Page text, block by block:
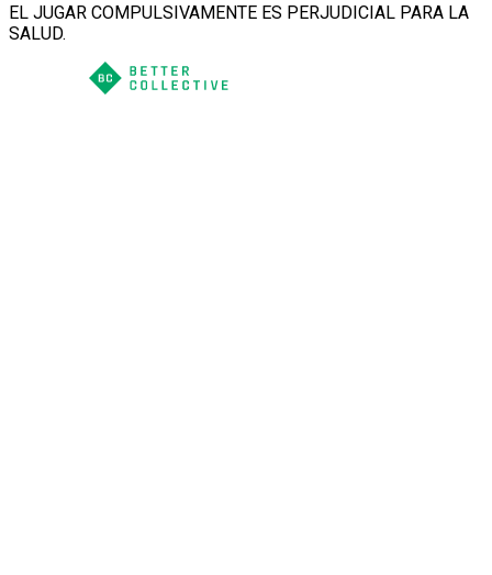
EL JUGAR COMPULSIVAMENTE ES PERJUDICIAL PARA LA
SALUD.